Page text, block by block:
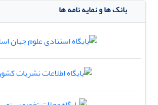
بانک ها و نمایه نامه ها